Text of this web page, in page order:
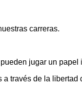
carreras.
jugar un
través de la libertad